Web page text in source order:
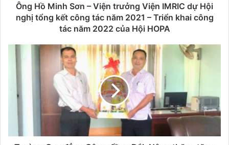
Ông Hồ Minh Sơn – Viện trưởng Viện IMRIC dự Hội
nghị tổng kết công tác năm 2021 – Triển khai công
tác năm 2022 của Hội HOPA